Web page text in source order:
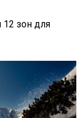
зон для